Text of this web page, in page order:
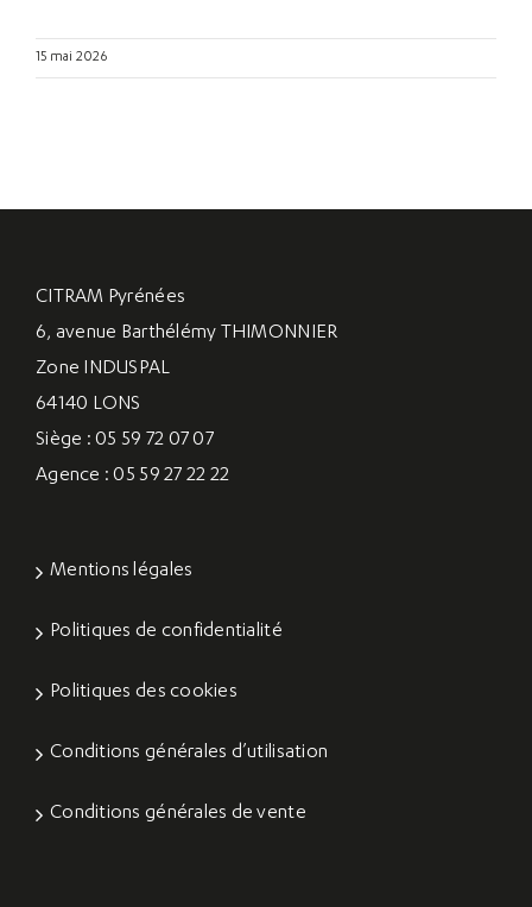
15 mai 2026
CITRAM Pyrénées
6, avenue Barthélémy THIMONNIER
Zone INDUSPAL
64140 LONS
Siège : 05 59 72 07 07
Agence : 05 59 27 22 22
Mentions légales
Politiques de confidentialité
Politiques des cookies
Conditions générales d’utilisation
Conditions générales de vente